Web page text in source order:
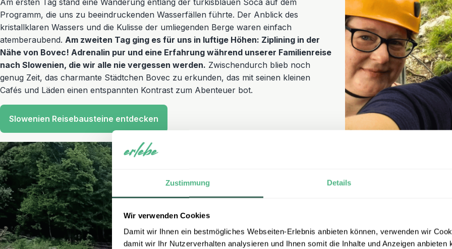
Zustimmung Details
Wir verwenden Cookies
Damit wir Ihnen ein bestmögliches Webseiten-Erlebnis anbieten können, verwenden wir
damit wir Ihr Nutzerverhalten analysieren und Ihnen somit die Inhalte und Anzeigen anbieten
Am ersten Tag stand eine Wanderung entlang der türkisblauen Soča auf dem
Programm, die uns zu beeindruckenden Wasserfällen führte. Der Anblick des
kristallklaren Wassers und die Kulisse der umliegenden Berge waren einfach
atemberaubend. Am zweiten Tag ging es für uns in luftige Höhen: Ziplining in der
Nähe von Bovec! Adrenalin pur und eine Erfahrung während unserer Familienreise
nach Slowenien, die wir alle nie vergessen werden. Zwischendurch blieb noch
genug Zeit, das charmante Städtchen Bovec zu erkunden, das mit seinen kleinen
Cafés und Läden einen entspannten Kontrast zum Abenteuer bot.
Slowenien Reisebausteine entdecken
Rafting-
Highlight
Ein weiteres
unsere Raftingtour auf
fließt, ist wie gemacht für
Kinder als auch